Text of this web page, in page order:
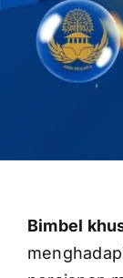
Bimbel